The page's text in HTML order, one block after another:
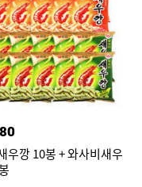
우깡 10봉 + 와사비새우